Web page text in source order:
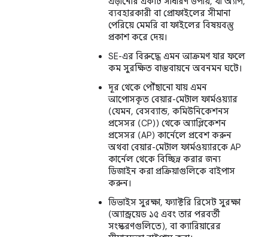
ব্যবহারকারী বা প্রোফাইলের সীমানা
পেরিয়ে মেমরি বা ফাইলের বিষয়বস্তু
প্রকাশ করে দেয়।
SE-এর বিরুদ্ধে এমন আক্রমণ যার ফলে
কম সুরক্ষিত বাস্তবায়নে অবনমন ঘটে।
দূর থেকে পৌঁছানো যায় এমন
আপোসকৃত বেয়ার-মেটাল ফার্মওয়্যার
(যেমন, বেসব্যান্ড, কমিউনিকেশনস
প্রসেসর (CP)) থেকে অ্যাপ্লিকেশন
প্রসেসর (AP) কার্নেলে প্রবেশ করুন
অথবা বেয়ার-মেটাল ফার্মওয়্যারকে AP
কার্নেল থেকে বিচ্ছিন্ন করার জন্য
ডিজাইন করা প্রক্রিয়াগুলিকে বাইপাস
করুন।
ডিভাইস সুরক্ষা, ফ্যাক্টরি রিসেট সুরক্ষা
(অ্যান্ড্রয়েড ১৫ এবং তার পরবর্তী
সংস্করণগুলিতে), বা ক্যারিয়ারের